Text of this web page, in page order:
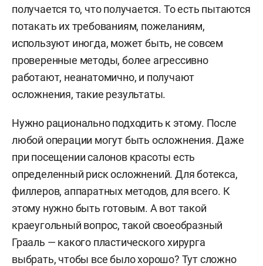
получается то, что получается. То есть пытаются
потакать их требованиям, пожеланиям,
используют иногда, может быть, не совсем
проверенные методы, более агрессивно
работают, неанатомично, и получают
осложнения, такие результаты.
Нужно рационально подходить к этому. После
любой операции могут быть осложнения. Даже
при посещении салонов красоты есть
определенный риск осложнений. Для ботекса,
филлеров, аппаратных методов, для всего. К
этому нужно быть готовым. А вот такой
краеугольный вопрос, такой своеобразный
Грааль — какого пластического хирурга
выбрать, чтобы все было хорошо? Тут сложно